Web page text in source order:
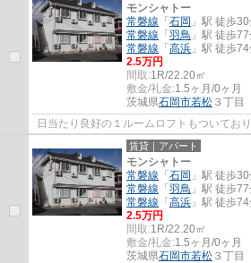
モンシャトー
常磐線 「 石岡 」駅 徒歩
常磐線 「 羽鳥 」駅 徒歩
常磐線 「 高浜 」駅 徒歩
2.5万円
間取:1R/22.20㎡
敷金/礼金:1.5ヶ月/0ヶ月
茨城県石岡市若松 ３丁目
日当たり良好の１ルームロフトもついてお
賃貸｜アパート
モンシャトー
常磐線 「 石岡 」駅 徒歩
常磐線 「 羽鳥 」駅 徒歩
常磐線 「 高浜 」駅 徒歩
2.5万円
間取:1R/22.20㎡
敷金/礼金:1.5ヶ月/0ヶ月
茨城県石岡市若松 ３丁目